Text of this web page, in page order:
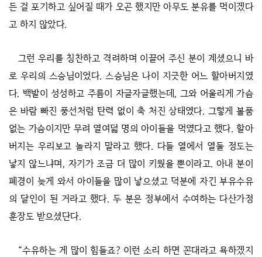
든 걸 포기하고 싶어질 때가 오곤 했지만 아무도 분유를 먹이겠다
고 하지 않았다.
그런 우리를 칭찬하고 격려하며 이끌어 주신 분이 계셨으니 바
로 우리의 스승님이었다. 스승님은 나이 지긋한 어느 할아버지였
다. 백발이 성성하고 주름이 자글자글했는데, 그와 어울리게 가슴
은 바람 빠진 풍선처럼 탄력 없이 축 처진 상태였다. 그렇게 볼품
없는 가슴이지만 무려 열여덟 명의 아이들을 먹였다고 했다. 할아
버지는 우리보고 놀라지 말라고 했다. 다들 열에서 열둘 정도는
낳지 않느냐며, 자기가 조금 더 많이 키웠을 뿐이라고. 아내 분이
폐경이 늦게 와서 아이들을 많이 낳으셨고 덕분에 자긴 부유수유
의 달인이 된 거라고 했다. 두 분은 정부에서 수여하는 다산가정
훈장도 받으셨단다.
“수유하는 게 많이 힘들죠? 이런 소리 하면 꼰대라고 욕하겠지